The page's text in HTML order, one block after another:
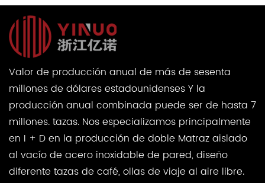
Valor de producción anual de más de sesenta
millones de dólares estadounidenses Y la
producción anual combinada puede ser de hasta 7
millones. tazas. Nos especializamos principalmente
en I + D en la producción de doble Matraz aislado
al vacío de acero inoxidable de pared, diseño
diferente tazas de café, ollas de viaje al aire libre.